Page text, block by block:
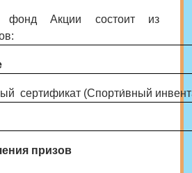
фонд Акции состоит из
сертификат (Спорти́вный
призов